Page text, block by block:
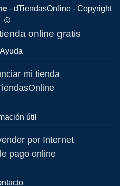
- dTiendasOnline - Copyright
©
online gratis
mi tienda
útil
por Internet
pago online